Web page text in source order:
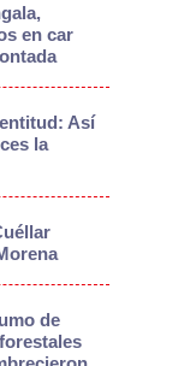
en car
Así
la
de